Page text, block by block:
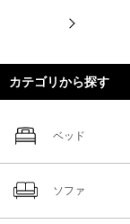
カテゴリから探す
ベッド
ソファ